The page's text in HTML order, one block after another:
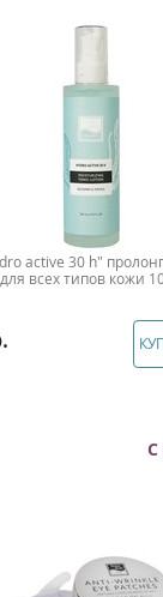
active 30 h"
всех типов кожи